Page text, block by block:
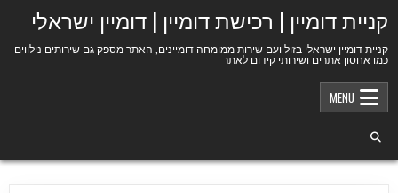
קניית דומיין | רכישת דומיין | דומיין ישראלי
קניית דומיין ישראלי בזול ועם שירות ממומחה דומיינים, האתר מספק גם שירותים נילווים
כמו אחסון אתרים ושירותי קידום לאתר
MENU